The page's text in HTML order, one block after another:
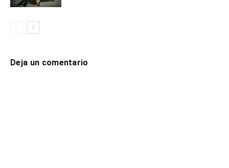
Deja un comentario